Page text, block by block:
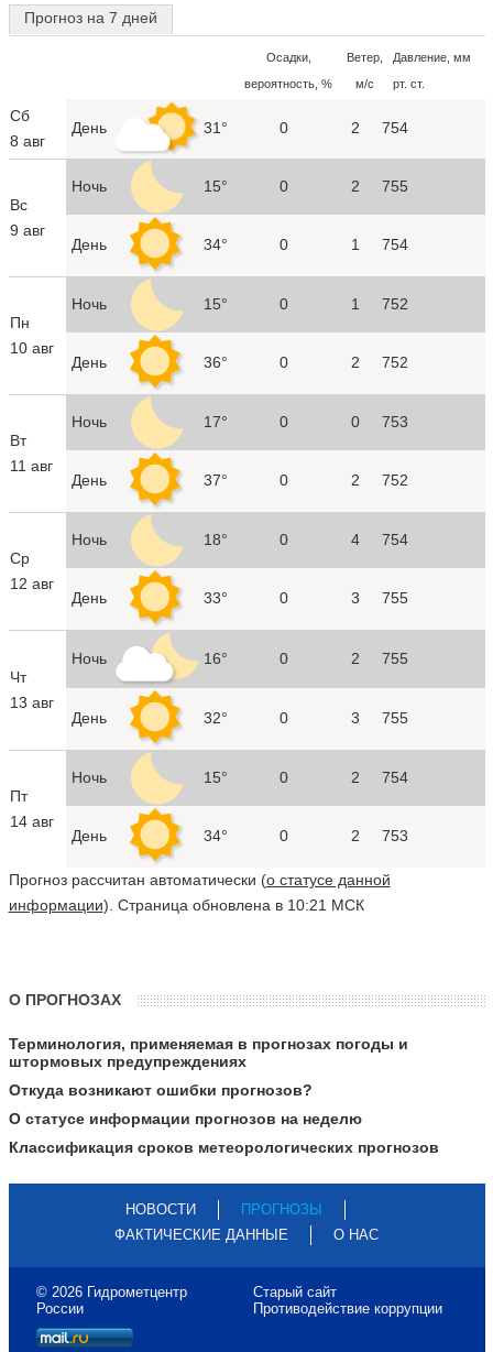
Прогноз на 7 дней
Осадки,
вероятность, %
Ветер,
м/с
Давление, мм
рт. ст.
Сб
8 авг
День 31° 0 2 754
Вс
9 авг
Ночь 15° 0 2 755
День 34° 0 1 754
Пн
10 авг
Ночь 15° 0 1 752
День 36° 0 2 752
Вт
11 авг
Ночь 17° 0 0 753
День 37° 0 2 752
Ср
12 авг
Ночь 18° 0 4 754
День 33° 0 3 755
Чт
13 авг
Ночь 16° 0 2 755
День 32° 0 3 755
Пт
14 авг
Ночь 15° 0 2 754
День 34° 0 2 753
Прогноз рассчитан автоматически (о статусе данной
информации). Страница обновлена в 10:21 МСК
О ПРОГНОЗАХ
Терминология, применяемая в прогнозах погоды и
штормовых предупреждениях
Откуда возникают ошибки прогнозов?
О статусе информации прогнозов на неделю
Классификация сроков метеорологических прогнозов
НОВОСТИ
ПРОГНОЗЫ
ФАКТИЧЕСКИЕ ДАННЫЕ
О НАС
© 2026 Гидрометцентр
России
Старый сайт
Противодействие коррупции